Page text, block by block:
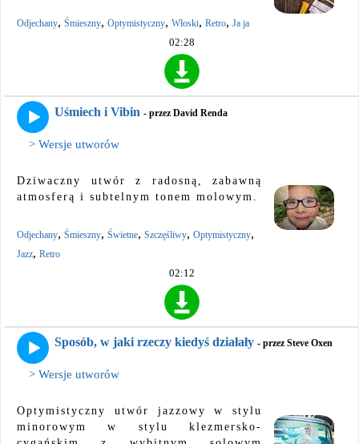
Odjechany, Śmieszny, Optymistyczny, Włoski, Retro, Ja ja
02:28
Uśmiech i Vibin - przez David Renda
> Wersje utworów
Dziwaczny utwór z radosną, zabawną
atmosferą i subtelnym tonem molowym.
Odjechany, Śmieszny, Świetne, Szczęśliwy, Optymistyczny,
Jazz, Retro
02:12
Sposób, w jaki rzeczy kiedyś działały - przez Steve Oxen
> Wersje utworów
Optymistyczny utwór jazzowy w stylu
minorowym w stylu klezmersko-